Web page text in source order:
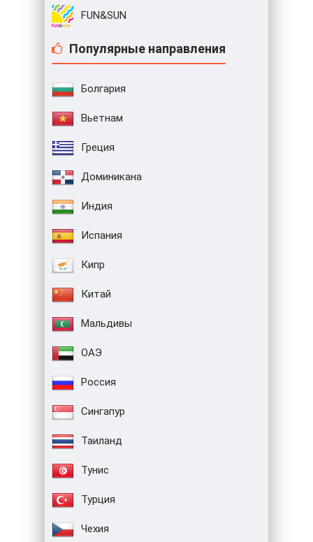
FUN&SUN
Популярные направления
Болгария
Вьетнам
Греция
Доминикана
Индия
Испания
Кипр
Китай
Мальдивы
ОАЭ
Россия
Сингапур
Таиланд
Тунис
Турция
Чехия